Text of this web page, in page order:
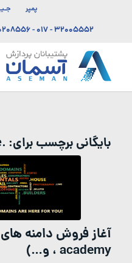
پمپر
۳۲۰۰۵۵۵۲ - ۰۱۷ -
بایگانی برچسب برای: .coffee
، academy و…)